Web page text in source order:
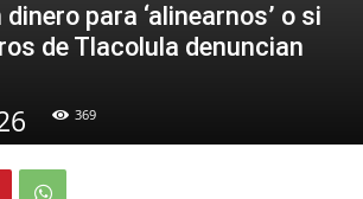
para ‘alinearnos’ o si
de Tlacolula denuncian
369